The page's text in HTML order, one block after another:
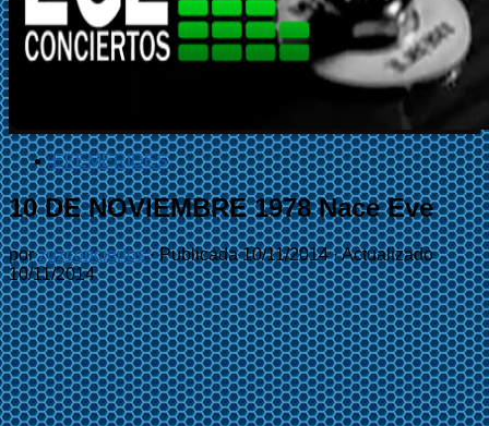
EFEMÉRIDES
10 DE NOVIEMBRE 1978 Nace Eve
porzgzconciertos · Publicada10/11/2014· Actualizado
10/11/2014